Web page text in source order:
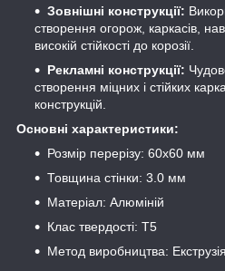
Зовнішні конструкції:
створення огорож, каркасів,
високій стійкості до корозії.
Рекламні конструкції:
створення міцних і стійких
конструкцій.
Основні характеристики:
Розмір перерізу: 60х60 мм
Товщина стінки: 3.0 мм
Матеріал: Алюміній
Клас твердості: Т5
Метод виробництва: Екструзія